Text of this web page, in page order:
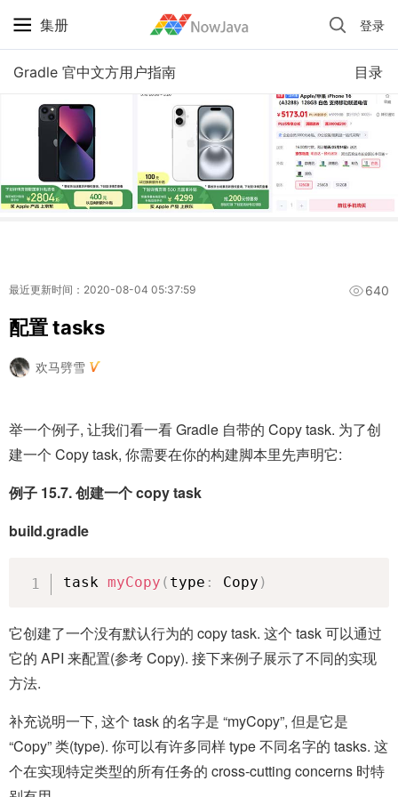
集册 登录
目录
Gradle 官中文方用户指南
iPhone 京东自营 + 国补 / 历史最低价
最近更新时间：2020-08-04 05:37:59 640
配置 tasks
欢马劈雪
举一个例子, 让我们看一看 Gradle 自带的 Copy task. 为了创
建一个 Copy task, 你需要在你的构建脚本里先声明它:
例子 15.7. 创建一个 copy task
build.gradle
task myCopy ( type : Copy )
它创建了一个没有默认行为的 copy task. 这个 task 可以通过
它的 API 来配置(参考 Copy). 接下来例子展示了不同的实现
方法.
补充说明一下, 这个 task 的名字是 “myCopy”, 但是它是
“Copy” 类(type). 你可以有许多同样 type 不同名字的 tasks. 这
个在实现特定类型的所有任务的 cross-cutting concerns 时特